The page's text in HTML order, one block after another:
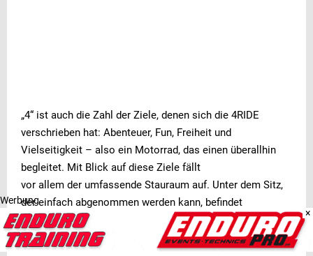
„4“ ist auch die Zahl der Ziele, denen sich die 4RIDE
verschrieben hat: Abenteuer, Fun, Freiheit und
Vielseitigkeit – also ein Motorrad, das einen überallhin
begleitet. Mit Blick auf diese Ziele fällt
vor allem der umfassende Stauraum auf. Unter dem Sitz,
der einfach abgenommen werden kann, befindet
sich ein großes Staufach, in dem sich problemlos Jacke,
Handschuhe und mehr unterbringen lassen.
Werbung
×